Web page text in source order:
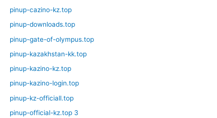
pinup-cazino-kz.top
pinup-downloads.top
pinup-gate-of-olympus.top
pinup-kazakhstan-kk.top
pinup-kazino-kz.top
pinup-kazino-login.top
pinup-kz-officiall.top
pinup-official-kz.top 3